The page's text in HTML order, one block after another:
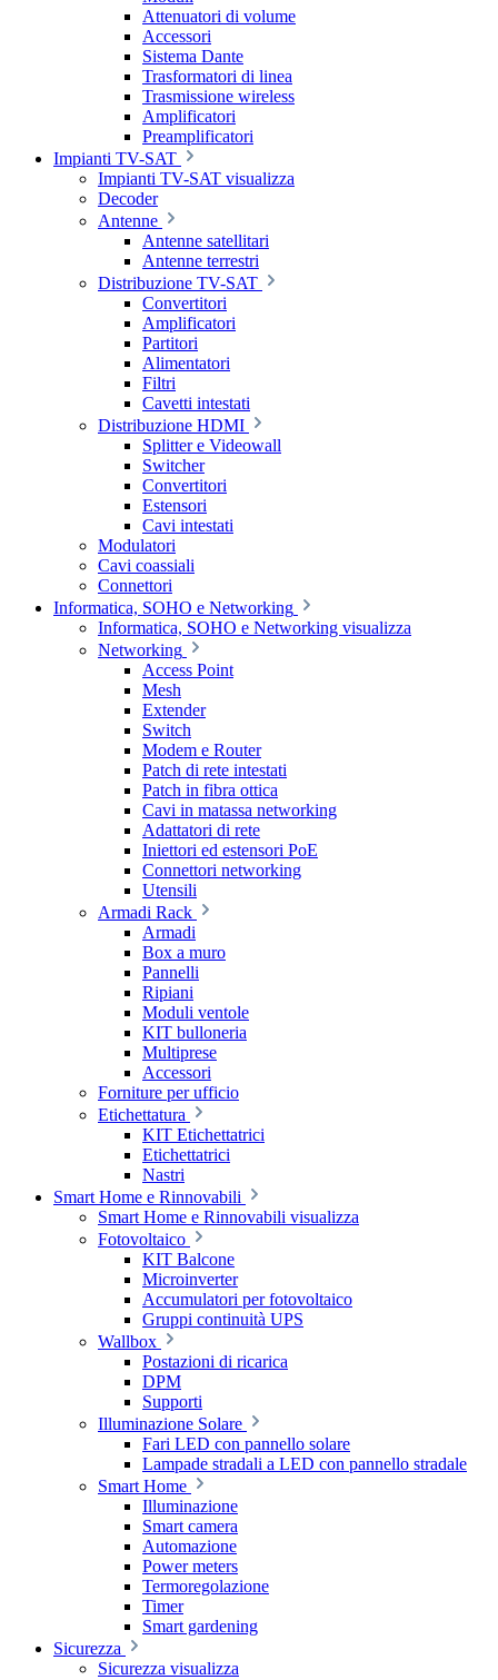
Attenuatori di volume
Accessori
Sistema Dante
Trasformatori di linea
Trasmissione wireless
Amplificatori
Preamplificatori
Impianti TV-SAT
Impianti TV-SAT visualizza
Decoder
Antenne
Antenne satellitari
Antenne terrestri
Distribuzione TV-SAT
Convertitori
Amplificatori
Partitori
Alimentatori
Filtri
Cavetti intestati
Distribuzione HDMI
Splitter e Videowall
Switcher
Convertitori
Estensori
Cavi intestati
Modulatori
Cavi coassiali
Connettori
Informatica, SOHO e Networking
Informatica, SOHO e Networking visualizza
Networking
Access Point
Mesh
Extender
Switch
Modem e Router
Patch di rete intestati
Patch in fibra ottica
Cavi in matassa networking
Adattatori di rete
Iniettori ed estensori PoE
Connettori networking
Utensili
Armadi Rack
Armadi
Box a muro
Pannelli
Ripiani
Moduli ventole
KIT bulloneria
Multiprese
Accessori
Forniture per ufficio
Etichettatura
KIT Etichettatrici
Etichettatrici
Nastri
Smart Home e Rinnovabili
Smart Home e Rinnovabili visualizza
Fotovoltaico
KIT Balcone
Microinverter
Accumulatori per fotovoltaico
Gruppi continuità UPS
Wallbox
Postazioni di ricarica
DPM
Supporti
Illuminazione Solare
Fari LED con pannello solare
Lampade stradali a LED con pannello stradale
Smart Home
Illuminazione
Smart camera
Automazione
Power meters
Termoregolazione
Timer
Smart gardening
Sicurezza
Sicurezza visualizza